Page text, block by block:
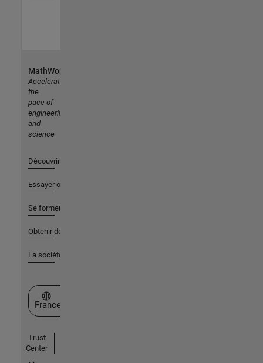
MathWorks
Accelerating
the
pace of
engineering
and
science
Découvrir les produits
Essayer ou acheter
Se former
Obtenir de l'aide
La société
Sélectionner un site web
France
Trust
Center